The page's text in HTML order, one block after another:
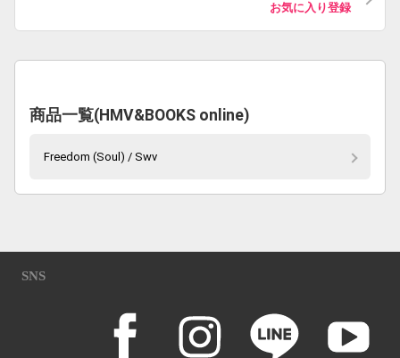
お気に入り登録
商品一覧(HMV&BOOKS online)
Freedom (Soul) / Swv
SNS